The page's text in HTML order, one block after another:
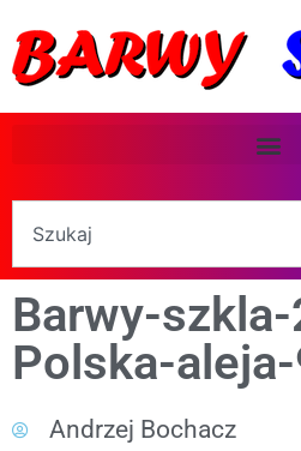
Barwy-
Polska-
Andrzej Bochacz